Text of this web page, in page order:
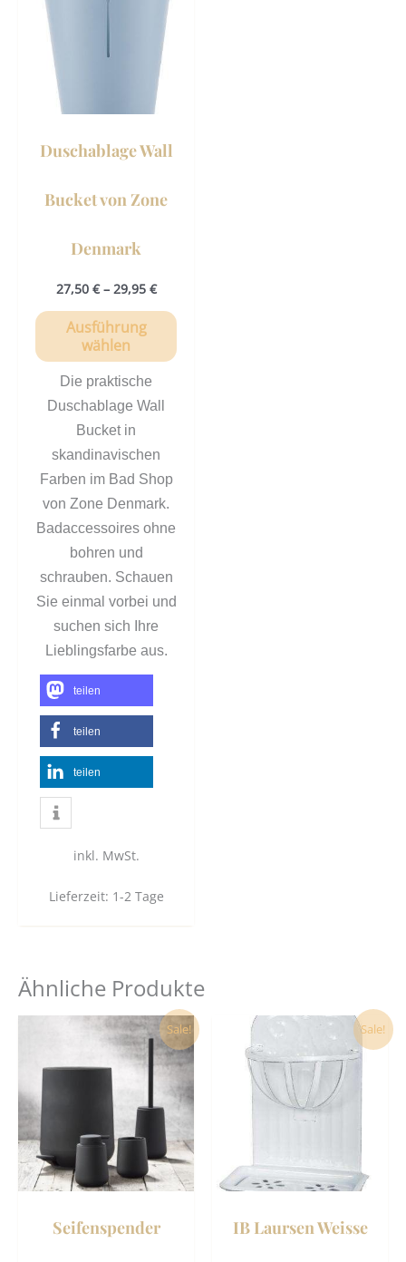
Duschablage Wall
Bucket von Zone
Denmark
27,50 €– 29,95 €
Ausführung
wählen
Die praktische
Duschablage Wall
Bucket in
skandinavischen
Farben im Bad Shop
von Zone Denmark.
Badaccessoires ohne
bohren und
schrauben. Schauen
Sie einmal vorbei und
suchen sich Ihre
Lieblingsfarbe aus.
teilen
teilen
teilen
inkl. MwSt.
Lieferzeit: 1-2 Tage
Ähnliche Produkte
Sale!
Seifenspender
Dieses
Produkt
weist
mehrere
Varianten
auf.
Die
Optionen
Sale!
IB Laursen Weisse
Ursprünglicher
war:
19,80 €
Aktueller
Preis
ist: